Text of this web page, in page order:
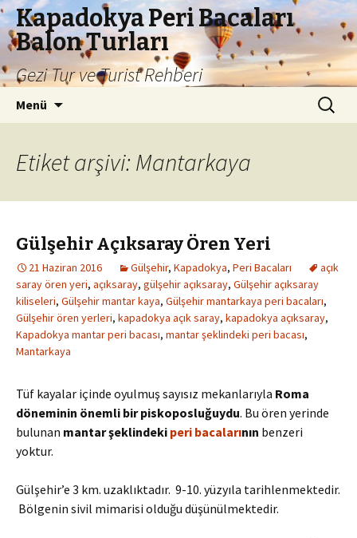
Kapadokya Peri Bacaları
Balon Turları
Gezi Tur ve Turist Rehberi
Menü Arama:
Etiket arşivi: Mantarkaya
Gülşehir Açıksaray Ören Yeri
21 Haziran 2016 Gülşehir, Kapadokya, Peri Bacaları
açık
saray ören yeri, açıksaray, gülşehir açıksaray, Gülşehir açıksaray
kiliseleri, Gülşehir mantar kaya, Gülşehir mantarkaya peri bacaları,
Gülşehir ören yerleri, kapadokya açık saray, kapadokya açıksaray,
Kapadokya mantar peri bacası, mantar şeklindeki peri bacası,
Mantarkaya
Tüf kayalar içinde oyulmuş sayısız mekanlarıyla Roma
döneminin önemli bir piskoposluğuydu. Bu ören yerinde
bulunan mantar şeklindeki peri bacalarının benzeri
yoktur.
Gülşehir’e 3 km. uzaklıktadır. 9-10. yüzyıla tarihlenmektedir.
Bölgenin sivil mimarisi olduğu düşünülmektedir.